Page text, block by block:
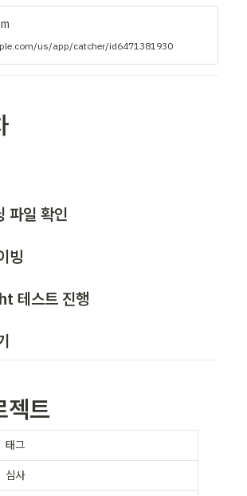
us/app/catcher/id6471381930
파일 확인
빙
테스트 진행
젝트
태그
심사